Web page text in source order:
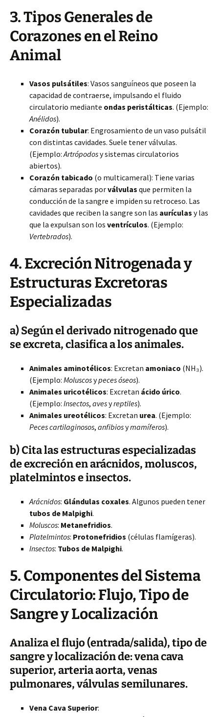
3. Tipos Generales de
Corazones en el Reino
Animal
Vasos pulsátiles: Vasos sanguíneos que poseen la
capacidad de contraerse, impulsando el fluido
circulatorio mediante ondas peristálticas. (Ejemplo:
Anélidos).
Corazón tubular: Engrosamiento de un vaso pulsátil
con distintas cavidades. Suele tener válvulas.
(Ejemplo:Artrópodosy sistemas circulatorios
abiertos).
Corazón tabicado (o multicameral): Tiene varias
cámaras separadas porválvulas que permiten la
conducción de la sangre e impiden su retroceso. Las
cavidades que reciben la sangre son las aurículas y las
que la expulsan son los ventrículos. (Ejemplo:
Vertebrados).
4. Excreción Nitrogenada y
Estructuras Excretoras
Especializadas
a) Según el derivado nitrogenado que
se excreta, clasifica a los animales.
Animales aminotélicos: Excretan amoniaco (NH₃).
(Ejemplo: Moluscosypeces óseos).
Animales uricotélicos: Excretan ácido úrico.
(Ejemplo: Insectos, avesyreptiles).
Animales ureotélicos: Excretan urea. (Ejemplo:
Peces cartilaginosos, anfibiosymamíferos).
b) Cita las estructuras especializadas
de excreción en arácnidos, moluscos,
platelmintos e insectos.
Arácnidos: Glándulas coxales. Algunos pueden tener
tubos de Malpighi.
Moluscos: Metanefridios.
Platelmintos: Protonefridios (células flamígeras).
Insectos: Tubos de Malpighi.
5. Componentes del Sistema
Circulatorio: Flujo, Tipo de
Sangre y Localización
Analiza el flujo (entrada/salida), tipo de
sangre y localización de: vena cava
superior, arteria aorta, venas
pulmonares, válvulas semilunares.
Vena Cava Superior: